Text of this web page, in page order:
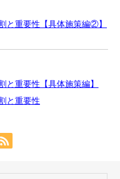
と重要性【具体施策編②】
と重要性【具体施策編】
と重要性